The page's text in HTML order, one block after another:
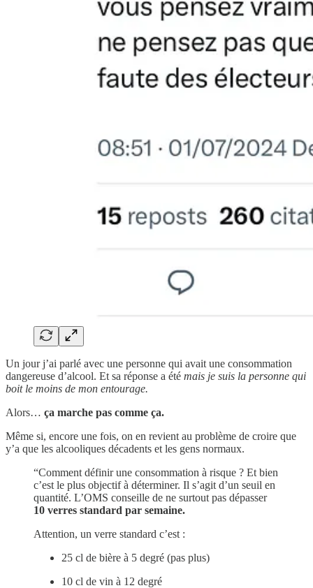
Un jour j’ai parlé avec une personne qui avait une consommation
dangereuse d’alcool. Et sa réponse a été mais je suis la personne qui
boit le moins de mon entourage.
Alors… ça marche pas comme ça.
Même si, encore une fois, on en revient au problème de croire que
y’a que les alcooliques décadents et les gens normaux.
“Comment définir une consommation à risque ? Et bien
c’est le plus objectif à déterminer. Il s’agit d’un seuil en
quantité. L’OMS conseille de ne surtout pas dépasser
10 verres standard par semaine.
Attention, un verre standard c’est :
25 cl de bière à 5 degré (pas plus)
10 cl de vin à 12 degré